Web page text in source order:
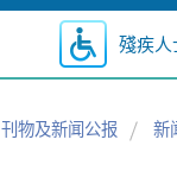
殘疾人
刊物及新闻公报 新